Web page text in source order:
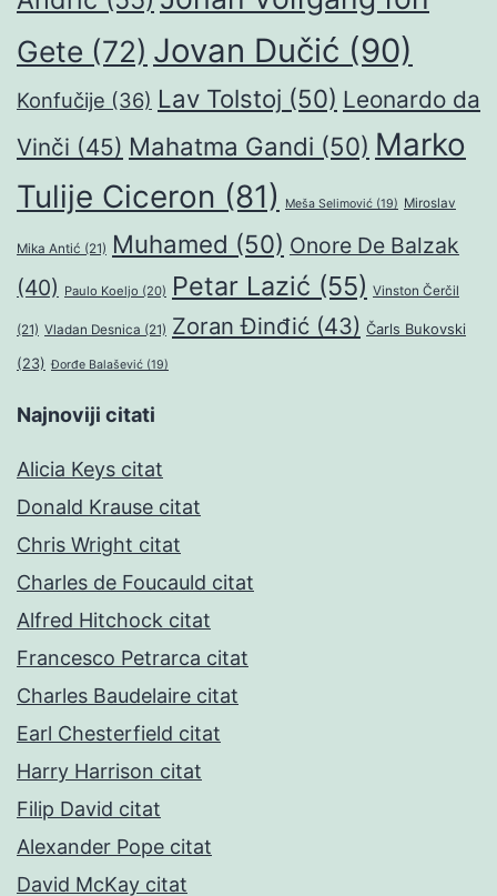
Gete (72) Jovan Dučić (90)
Konfučije (36) Lav Tolstoj (50) Leonardo da
Vinči (45) Mahatma Gandi (50) Marko
Tulije Ciceron (81) Meša Selimović (19) Miroslav
Mika Antić (21) Muhamed (50) Onore De Balzak
(40) Paulo Koeljo (20) Petar Lazić (55) Vinston Čerčil
(21) Vladan Desnica (21) Zoran Đinđić (43) Čarls Bukovski
(23) Đorđe Balašević (19)
Najnoviji citati
Alicia Keys citat
Donald Krause citat
Chris Wright citat
Charles de Foucauld citat
Alfred Hitchock citat
Francesco Petrarca citat
Charles Baudelaire citat
Earl Chesterfield citat
Harry Harrison citat
Filip David citat
Alexander Pope citat
David McKay citat